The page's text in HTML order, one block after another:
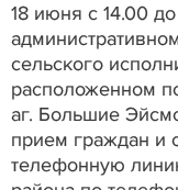
18 июня с 14.00
сельского
расположенном
аг. Большие
прием граждан и
телефонную